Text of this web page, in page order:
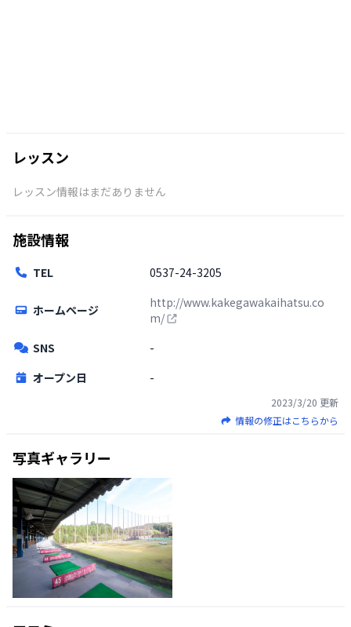
レッスン
レッスン情報はまだありません
施設情報
TEL 0537-24-3205
ホームページ
http://www.kakegawakaihatsu.co
m/
SNS
-
オープン日
-
2023/3/20 更新
情報の修正はこちらから
写真ギャラリー